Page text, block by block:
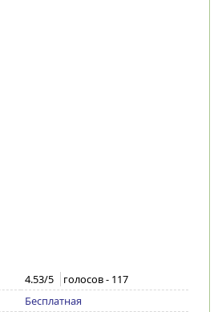
4.53/5 голосов - 117
Бесплатная